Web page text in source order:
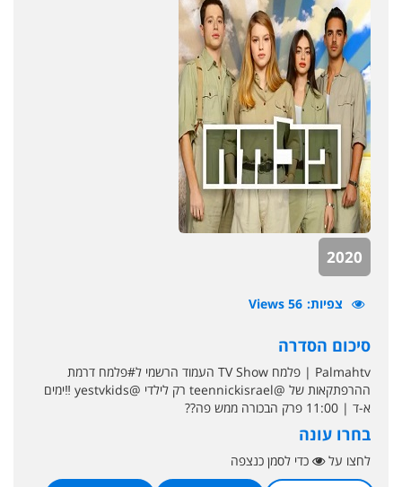
2020
צפיות 56 Views
סיכום הסדרה
Palmahtv | פלמח TV Show העמוד הרשמי ל#פלמח דרמת
ההרפתקאות של @teennickisrael רק לילדי @yestvkids ‼️ימים
א-ד | 11:00 פרק הבכורה ממש פה??
בחרו עונה
לחצו על כדי לסמן כנצפה